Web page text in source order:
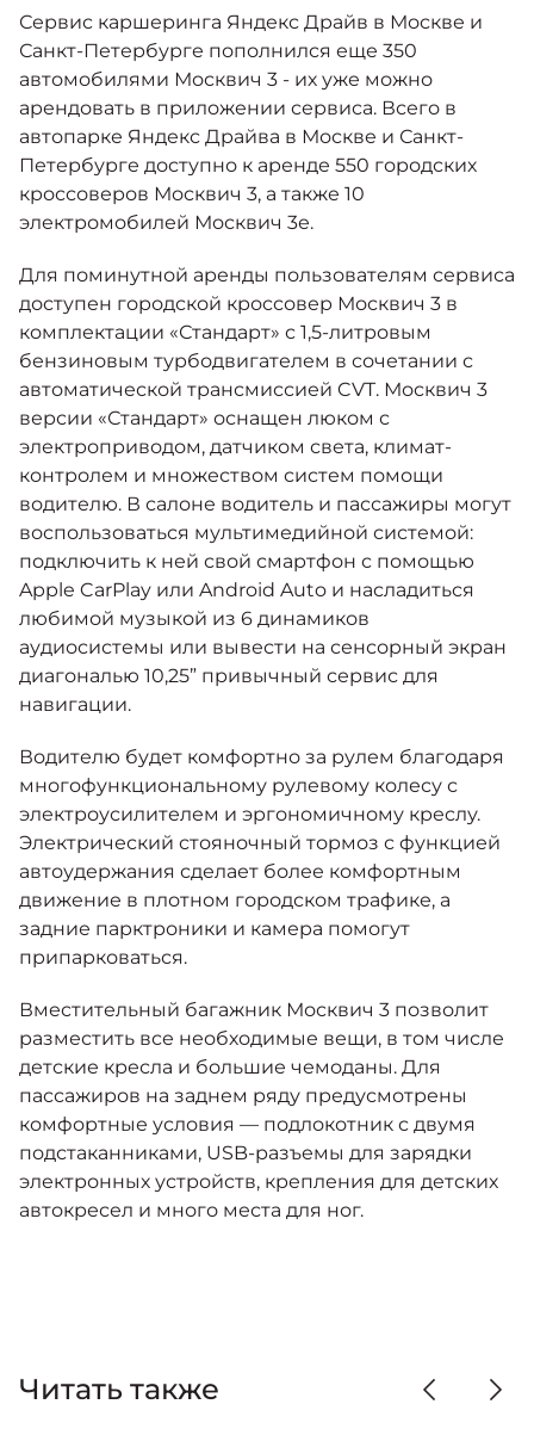
Яркий динамичный седан
от 2 237 000 ₽*
Москвич 3 с ручным
управлением (РУ)
Кроссовер, создающий равные
от 2 069 000 ₽*
Практичный семиместный
кроссовер
от 3 125 000 ₽*
Кредитные программы
Спецпредложения
Страховые программы
Моторное масло
СЕРВИСНЫЕ АКЦИИ
АКСЕССУАРЫ
КОНТАКТЫ
Сервис каршеринга Яндекс Драйв в Москве и
Санкт-Петербурге пополнился еще 350
автомобилями Москвич 3 - их уже можно
арендовать в приложении сервиса. Всего в
автопарке Яндекс Драйва в Москве и Санкт-
Петербурге доступно к аренде 550 городских
кроссоверов Москвич 3, а также 10
электромобилей Москвич 3е.
Для поминутной аренды пользователям сервиса
доступен городской кроссовер Москвич 3 в
комплектации «Стандарт» с 1,5-литровым
бензиновым турбодвигателем в сочетании с
автоматической трансмиссией CVT. Москвич 3
версии «Стандарт» оснащен люком с
электроприводом, датчиком света, климат-
контролем и множеством систем помощи
водителю. В салоне водитель и пассажиры могут
воспользоваться мультимедийной системой:
подключить к ней свой смартфон с помощью
Apple CarPlay или Android Auto и насладиться
любимой музыкой из 6 динамиков
аудиосистемы или вывести на сенсорный экран
диагональю 10,25” привычный сервис для
навигации.
Водителю будет комфортно за рулем благодаря
многофункциональному рулевому колесу с
электроусилителем и эргономичному креслу.
Электрический стояночный тормоз с функцией
автоудержания сделает более комфортным
движение в плотном городском трафике, а
задние парктроники и камера помогут
припарковаться.
Вместительный багажник Москвич 3 позволит
разместить все необходимые вещи, в том числе
детские кресла и большие чемоданы. Для
пассажиров на заднем ряду предусмотрены
комфортные условия — подлокотник с двумя
подстаканниками, USB-разъемы для зарядки
электронных устройств, крепления для детских
автокресел и много места для ног.
Читать также